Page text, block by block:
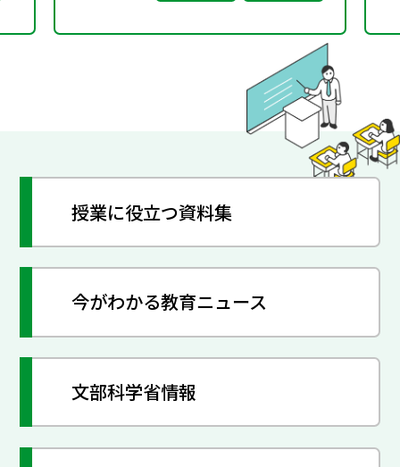
授業に役立つ資料集
今がわかる教育ニュース
文部科学省情報